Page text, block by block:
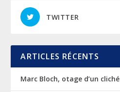
TWITTER
ARTICLES RÉCENTS
Marc Bloch, otage d’un cliché